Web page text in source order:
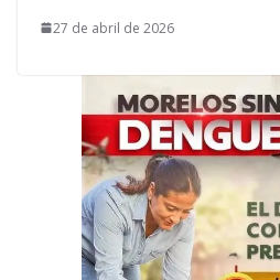
27 de abril de 2026